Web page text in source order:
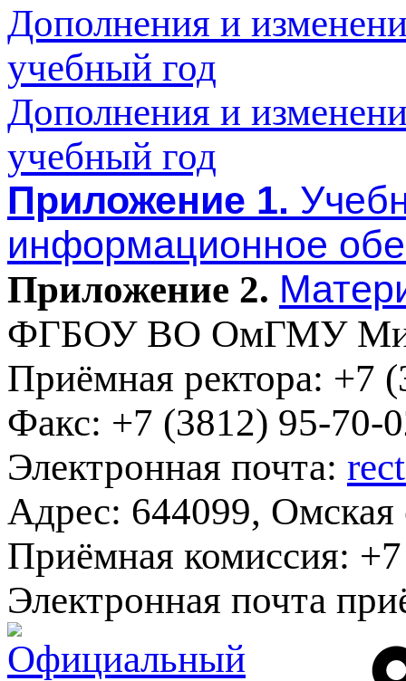
Дополнения и
учебный год
Дополнения и
учебный год
Приложение 1.
информационное
Приложение 2.
ФГБОУ ВО ОмГМУ
Приёмная ректора: +7
Факс: +7 (3812) 95-70-
Электронная почта:
Адрес: 644099, Омская
Приёмная комиссия:
Электронная почта